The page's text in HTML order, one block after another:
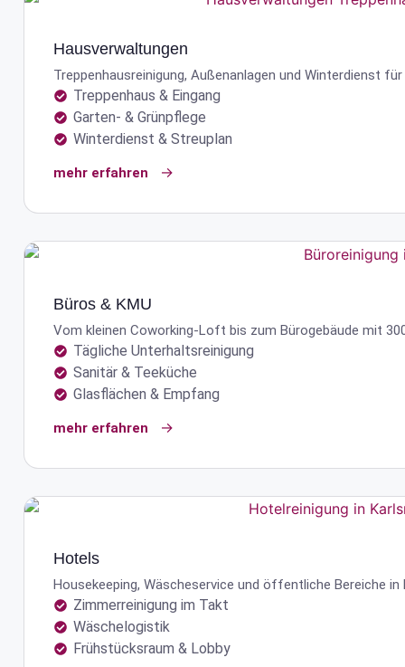
Hausverwaltungen
Treppenhaus­reinigung, Außen­anlagen und Winterdienst
Treppenhaus & Eingang
Garten- & Grünpflege
Winterdienst & Streuplan
mehr erfahren
Büros & KMU
Vom kleinen Coworking-Loft bis zum Bürogebäude mit
Tägliche Unterhaltsreinigung
Sanitär & Teeküche
Glasflächen & Empfang
mehr erfahren
Hotels
Housekeeping, Wäsche­service und öffentliche Bereiche
Zimmerreinigung im Takt
Wäschelogistik
Frühstücksraum & Lobby